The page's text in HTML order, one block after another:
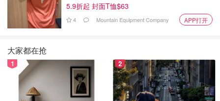
5.9折起 封面T恤$63
4 Mountain Equipment Company APP打开
大家都在抢
1 2